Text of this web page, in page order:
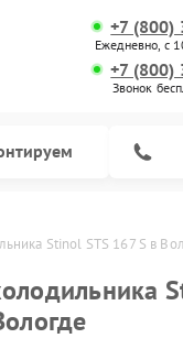
+7 (800)
Ежедневно, с
+7 (800)
Звонок
Stinol STS 167 S в